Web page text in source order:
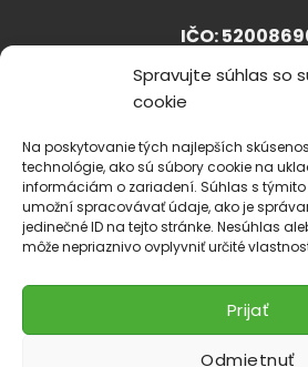
Spravujte súhlas so
cookie
Na poskytovanie tých najlepších
technológie, ako sú súbory cookie na
informáciám o zariadení. Súhlas s
umožní spracovávať údaje, ako je
jedinečné ID na tejto stránke. Nesúhlas
môže nepriaznivo ovplyvniť určité
Prijať
Odmietnuť
IČO:
+421918 530
Cookies